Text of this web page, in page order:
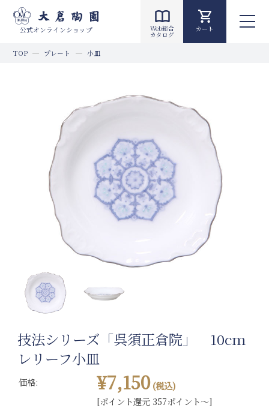
公式オンラインショップ Web総合
カタログ
カート
TOP プレート 小皿
技法シリーズ「呉須正倉院」 10cm
レリーフ小皿
価格: ¥7,150 (税込)
[ポイント還元 357ポイント～]